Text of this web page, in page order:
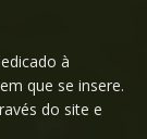
à
que se insere.
do site e